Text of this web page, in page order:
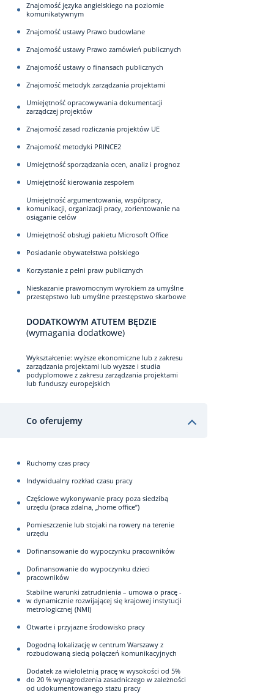
Znajomość języka angielskiego na poziomie
komunikatywnym
Znajomość ustawy Prawo budowlane
Znajomość ustawy Prawo zamówień publicznych
Znajomość ustawy o finansach publicznych
Znajomość metodyk zarządzania projektami
Umiejętność opracowywania dokumentacji
zarządczej projektów
Znajomość zasad rozliczania projektów UE
Znajomość metodyki PRINCE2
Umiejętność sporządzania ocen, analiz i prognoz
Umiejętność kierowania zespołem
Umiejętność argumentowania, współpracy,
komunikacji, organizacji pracy, zorientowanie na
osiąganie celów
Umiejętność obsługi pakietu Microsoft Office
Posiadanie obywatelstwa polskiego
Korzystanie z pełni praw publicznych
Nieskazanie prawomocnym wyrokiem za umyślne
przestępstwo lub umyślne przestępstwo skarbowe
DODATKOWYM ATUTEM BĘDZIE
(wymagania dodatkowe)
Wykształcenie: wyższe ekonomiczne lub z zakresu
zarządzania projektami lub wyższe i studia
podyplomowe z zakresu zarządzania projektami
lub funduszy europejskich
Co oferujemy
Ruchomy czas pracy
Indywidualny rozkład czasu pracy
Częściowe wykonywanie pracy poza siedzibą
urzędu (praca zdalna, „home office”)
Pomieszczenie lub stojaki na rowery na terenie
urzędu
Dofinansowanie do wypoczynku pracowników
Dofinansowanie do wypoczynku dzieci
pracowników
Stabilne warunki zatrudnienia – umowa o pracę -
w dynamicznie rozwijającej się krajowej instytucji
metrologicznej (NMI)
Otwarte i przyjazne środowisko pracy
Dogodną lokalizację w centrum Warszawy z
rozbudowaną siecią połączeń komunikacyjnych
Dodatek za wieloletnią pracę w wysokości od 5%
do 20 % wynagrodzenia zasadniczego w zależności
od udokumentowanego stażu pracy